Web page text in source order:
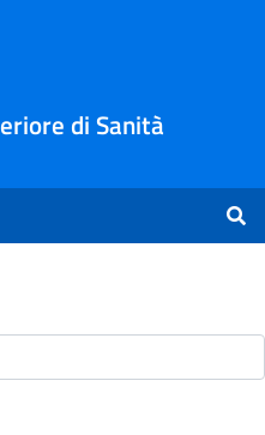
di Sanità
-